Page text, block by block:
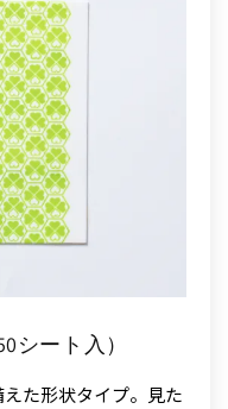
シート入）
た形状タイプ。見た